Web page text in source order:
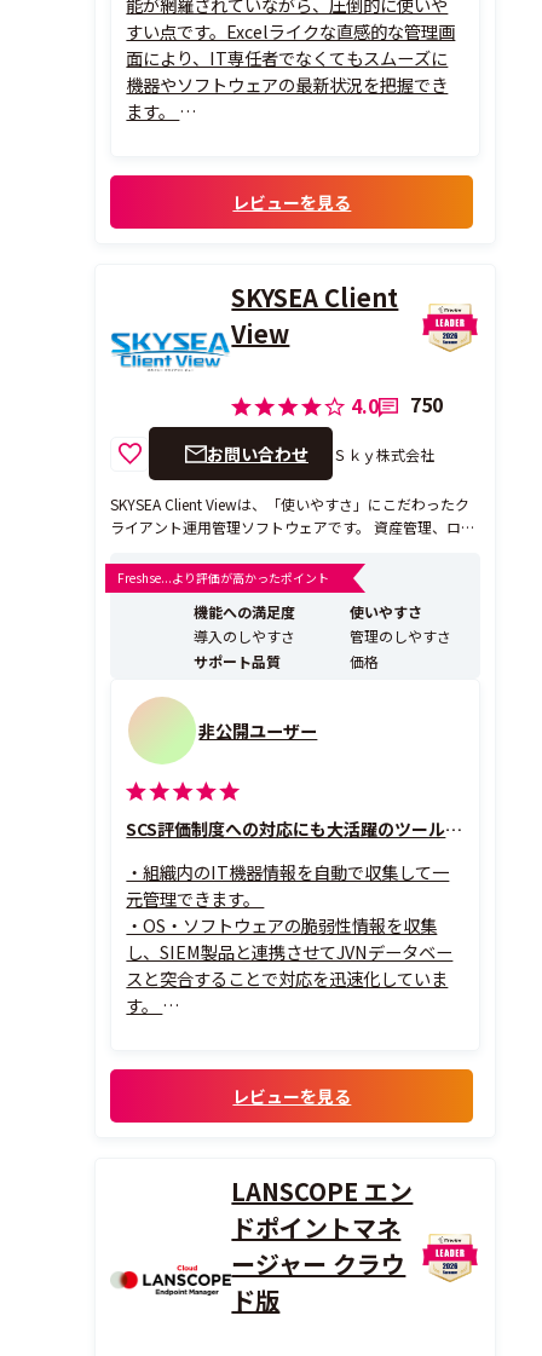
すい点です。Excelライクな直感的な管理画
面により、IT専任者でなくてもスムーズに
機器やソフトウェアの最新状況を把握でき
ます。
ため、予算に合わせた無駄のないスモール
スタートが可能です。
レビューを見る
SKYSEA Client
View
4.0 750
お問い合わせ Ｓｋｙ株式会社
SKYSEA Client Viewは、「使いやすさ」にこだわったク
ライアント運用管理ソフトウェアです。 資産管理、ログ
ト）など、情報セキュリティ対策やIT資産管理、PCの運
用管理、およびテレワークを支援する機能を搭載してい
ます。 IaaSでもご利用可能なオンプ...
Freshse...より評価が高かったポイント
機能への満足度
使いやすさ
導入のしやすさ
管理のしやすさ
サポート品質
価格
非公開ユーザー
SCS評価制度への対応にも大活躍のツールです
・組織内のIT機器情報を自動で収集して一
元管理できます。
・OS・ソフトウェアの脆弱性情報を収集
し、SIEM製品と連携させてJVNデータベー
スと突合することで対応を迅速化していま
す。
・起動・終了時間をもとにした実労働時間
の可視化機能もサービス残業防止などに役
レビューを見る
LANSCOPE エン
ドポイントマネ
ージャー クラウ
ド版